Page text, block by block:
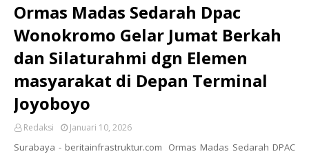
Ormas Madas Sedarah Dpac
Wonokromo Gelar Jumat Berkah
dan Silaturahmi dgn Elemen
masyarakat di Depan Terminal
Joyoboyo
Redaksi Januari 10, 2026
Surabaya - beritainfrastruktur.com Ormas Madas Sedarah DPAC